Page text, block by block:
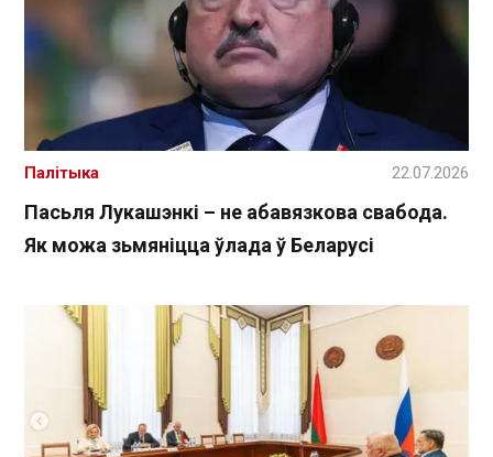
Пасьля Лукашэнкі – не абавязкова свабода.
Як можа зьмяніцца ўлада ў Беларусі
Палітыка 22.07.2026